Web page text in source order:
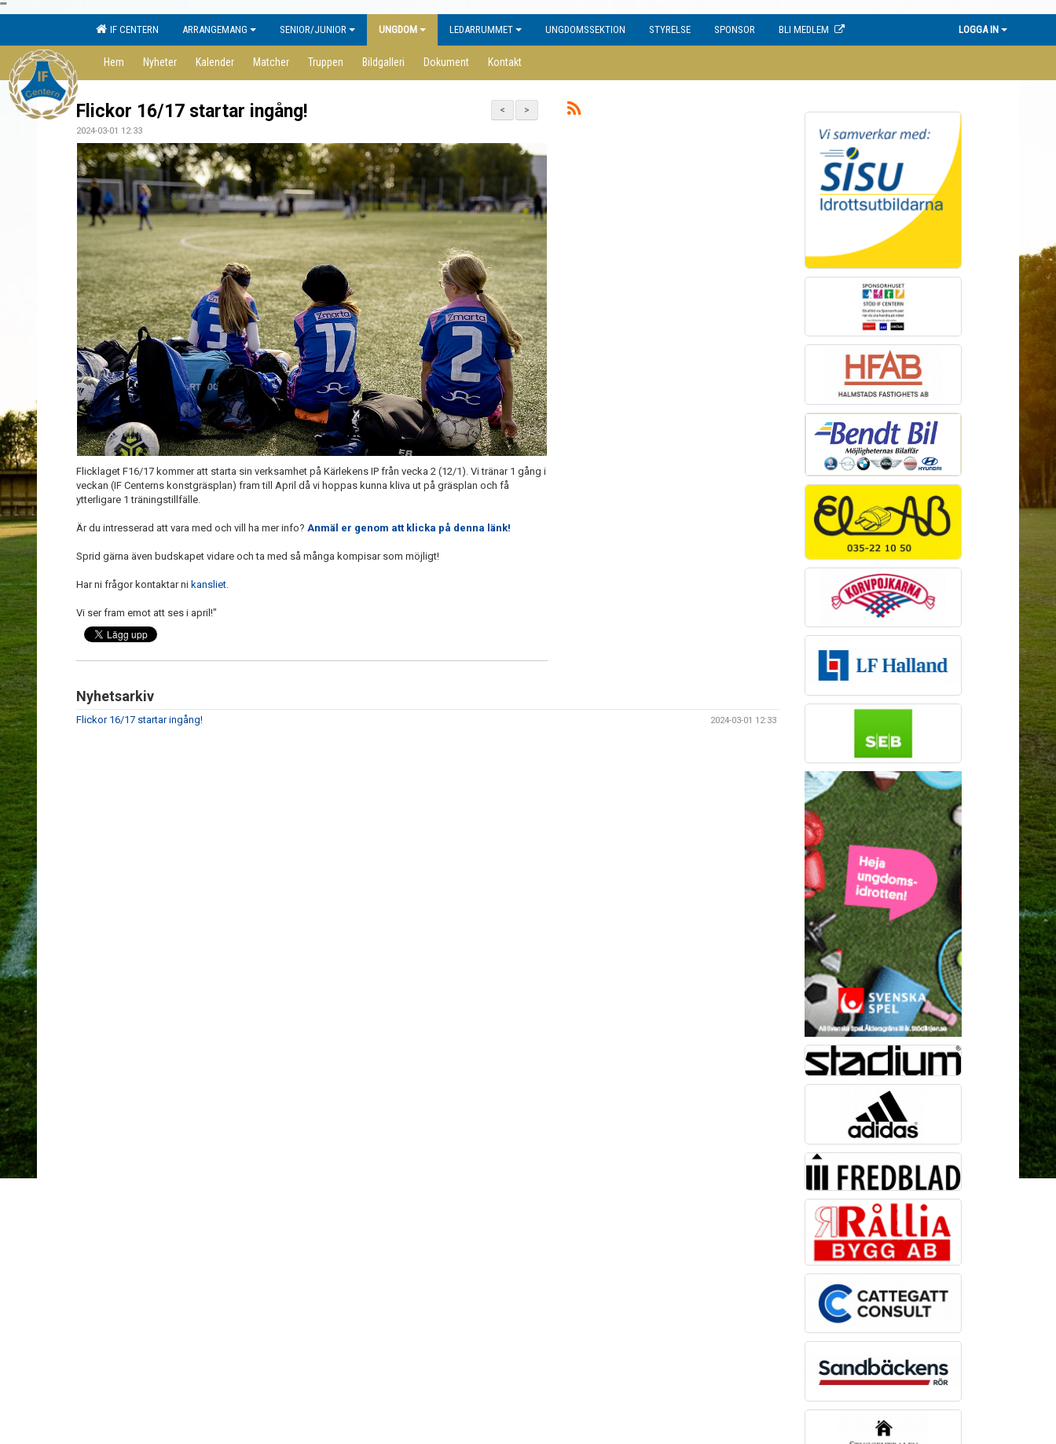
""
IF CENTERN
ARRANGEMANG SENIOR/JUNIOR UNGDOM LEDARRUMMET UNGDOMSSEKTION STYRELSE SPONSOR BLI MEDLEM LOGGA IN
Hem Nyheter Kalender Matcher Truppen Bildgalleri Dokument Kontakt
>
<
Flickor 16/17 startar ingång!
2024-03-01 12:33
Flicklaget F16/17 kommer att starta sin verksamhet på Kärlekens IP från vecka 2 (12/1). Vi tränar 1 gång i
veckan (IF Centerns konstgräsplan) fram till April då vi hoppas kunna kliva ut på gräsplan och få
ytterligare 1 träningstillfälle.
Är du intresserad att vara med och vill ha mer info? Anmäl er genom att klicka på denna länk!
Sprid gärna även budskapet vidare och ta med så många kompisar som möjligt!
Har ni frågor kontaktar ni kansliet.
Vi ser fram emot att ses i april!"
Nyhetsarkiv
Flickor 16/17 startar ingång! 2024-03-01 12:33